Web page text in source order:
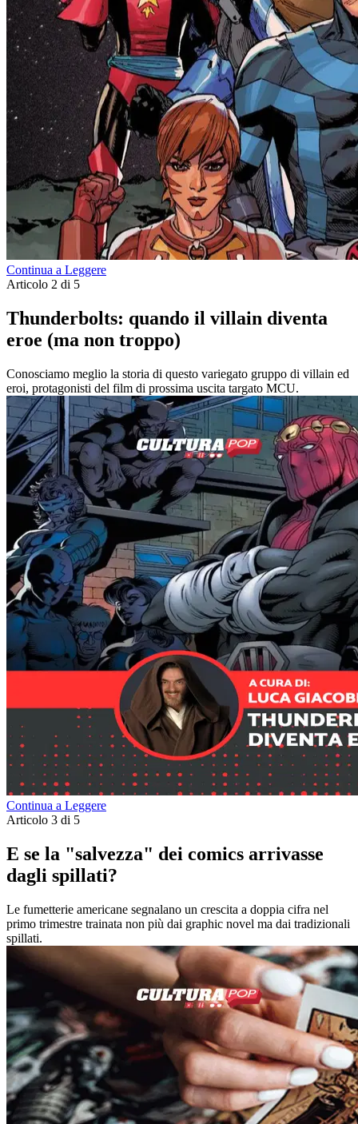
Continua a Leggere
Articolo 2 di 5
Thunderbolts: quando il villain diventa
eroe (ma non troppo)
Conosciamo meglio la storia di questo variegato gruppo di villain ed
eroi, protagonisti del film di prossima uscita targato MCU.
Continua a Leggere
Articolo 3 di 5
E se la "salvezza" dei comics arrivasse
dagli spillati?
Le fumetterie americane segnalano un crescita a doppia cifra nel
primo trimestre trainata non più dai graphic novel ma dai tradizionali
spillati.